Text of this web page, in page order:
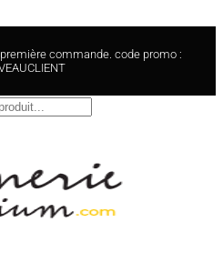
commande. code promo :